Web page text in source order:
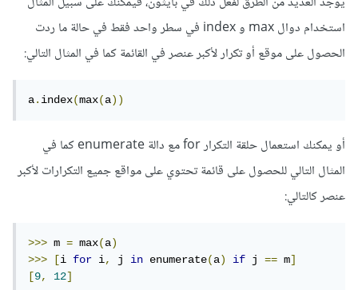
استخدام دوال max و index في سطر واحد فقط في حالة ما ردت
الحصول على موقع أو تكرار لأكبر عنصر في القائمة كما في المثال التالي:
a.index(max(a))
أو يمكنك استعمال حلقة التكرار for مع دالة enumerate كما في
المثال التالي للحصول على قائمة تحتوي على مواقع جميع التكرارات لأكبر
عنصر كالتالي:
>>> m = max(a)
>>>
[i for i, j in enumerate(a) if j == m]
[9, 12]